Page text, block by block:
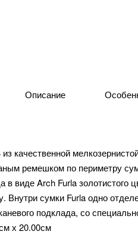
Описание
качественной
ремешком по периметру
в виде Arch Furla
Внутри сумки Furla одно
подклада, со
х 20.00см